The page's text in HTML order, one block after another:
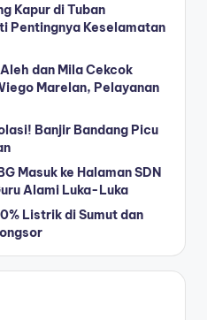
Kapur di Tuban
Pentingnya Keselamatan
dan Mila Cekcok
Marelan, Pelayanan
Banjir Bandang Picu
Masuk ke Halaman SDN
Alami Luka-Luka
Listrik di Sumut dan